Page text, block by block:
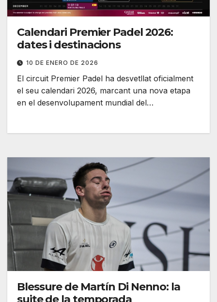
Calendari Premier Padel 2026:
dates i destinacions
10 DE ENERO DE 2026
El circuit Premier Padel ha desvetllat oficialment
el seu calendari 2026, marcant una nova etapa
en el desenvolupament mundial del…
Blessure de Martín Di Nenno: la